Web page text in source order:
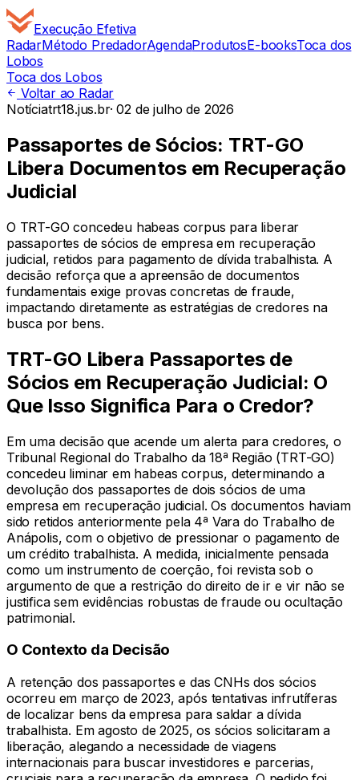
Execução Efetiva
RadarMétodo PredadorAgendaProdutosE-booksToca dos
Lobos
Toca dos Lobos
Voltar ao Radar
Notíciatrt18.jus.br·02 de julho de 2026
Passaportes de Sócios: TRT-GO
Libera Documentos em Recuperação
Judicial
O TRT-GO concedeu habeas corpus para liberar
passaportes de sócios de empresa em recuperação
judicial, retidos para pagamento de dívida trabalhista. A
decisão reforça que a apreensão de documentos
fundamentais exige provas concretas de fraude,
impactando diretamente as estratégias de credores na
busca por bens.
TRT-GO Libera Passaportes de
Sócios em Recuperação Judicial: O
Que Isso Significa Para o Credor?
Em uma decisão que acende um alerta para credores, o
Tribunal Regional do Trabalho da 18ª Região (TRT-GO)
concedeu liminar em habeas corpus, determinando a
devolução dos passaportes de dois sócios de uma
empresa em recuperação judicial. Os documentos haviam
sido retidos anteriormente pela 4ª Vara do Trabalho de
Anápolis, com o objetivo de pressionar o pagamento de
um crédito trabalhista. A medida, inicialmente pensada
como um instrumento de coerção, foi revista sob o
argumento de que a restrição do direito de ir e vir não se
justifica sem evidências robustas de fraude ou ocultação
patrimonial.
O Contexto da Decisão
A retenção dos passaportes e das CNHs dos sócios
ocorreu em março de 2023, após tentativas infrutíferas
de localizar bens da empresa para saldar a dívida
trabalhista. Em agosto de 2025, os sócios solicitaram a
liberação, alegando a necessidade de viagens
internacionais para buscar investidores e parcerias,